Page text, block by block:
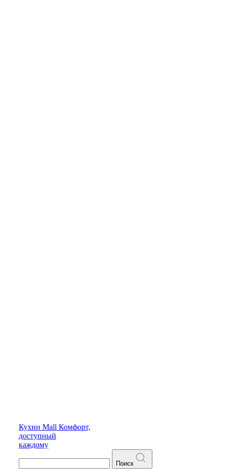
Кухни Mall Комфорт,
доступный
каждому
Поиск